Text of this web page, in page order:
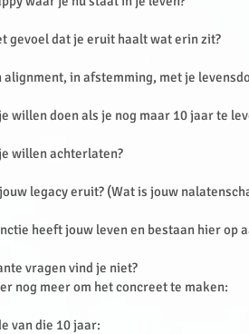
gevoel dat je eruit haalt wat erin zit?
alignment, in afstemming, met je
willen doen als je nog maar 10 jaar te
willen achterlaten?
legacy eruit? (Wat is jouw
heeft jouw leven en bestaan hier op
vragen vind je niet?
nog meer om het concreet te maken:
van die 10 jaar: